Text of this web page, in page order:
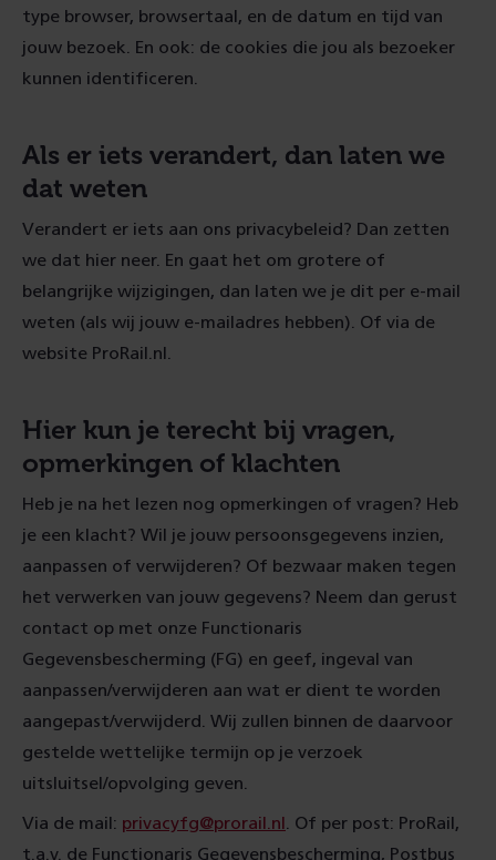
type browser, browsertaal, en de datum en tijd van
jouw bezoek. En ook: de cookies die jou als bezoeker
kunnen identificeren.
Als er iets verandert, dan laten we
dat weten
Verandert er iets aan ons privacybeleid? Dan zetten
we dat hier neer. En gaat het om grotere of
belangrijke wijzigingen, dan laten we je dit per e-mail
weten (als wij jouw e-mailadres hebben). Of via de
website ProRail.nl.
Hier kun je terecht bij vragen,
opmerkingen of klachten
Heb je na het lezen nog opmerkingen of vragen? Heb
je een klacht? Wil je jouw persoonsgegevens inzien,
aanpassen of verwijderen? Of bezwaar maken tegen
het verwerken van jouw gegevens? Neem dan gerust
contact op met onze Functionaris
Gegevensbescherming (FG) en geef, ingeval van
aanpassen/verwijderen aan wat er dient te worden
aangepast/verwijderd. Wij zullen binnen de daarvoor
gestelde wettelijke termijn op je verzoek
uitsluitsel/opvolging geven.
Via de mail: privacyfg@prorail.nl
. Of per post: ProRail,
t.a.v. de Functionaris Gegevensbescherming, Postbus